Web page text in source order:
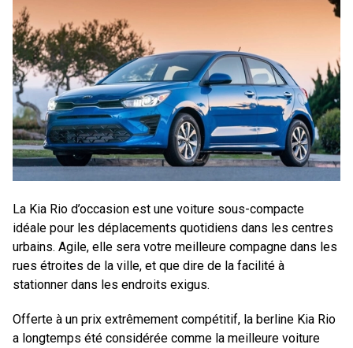
La Kia Rio d’occasion est une voiture sous-compacte
idéale pour les déplacements quotidiens dans les centres
urbains. Agile, elle sera votre meilleure compagne dans les
rues étroites de la ville, et que dire de la facilité à
stationner dans les endroits exigus.
Offerte à un prix extrêmement compétitif, la berline Kia Rio
a longtemps été considérée comme la meilleure voiture